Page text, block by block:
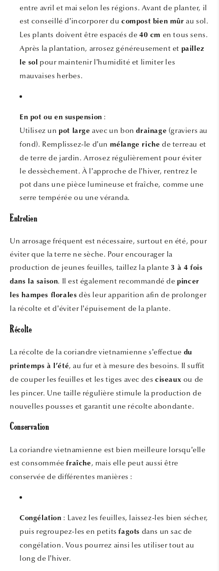
entre avril et mai selon les régions. Avant de planter, il
est conseillé d’incorporer du compost bien mûr au sol.
Les plants doivent être espacés de40 cm en tous sens.
Après la plantation, arrosez généreusement et paillez
le sol pour maintenir l’humidité et limiter les
mauvaises herbes.
En pot ou en suspension :
Utilisez unpot large avec un bondrainage (graviers au
fond). Remplissez-le d’un mélange riche de terreau et
de terre de jardin. Arrosez régulièrement pour éviter
le dessèchement. À l’approche de l’hiver, rentrez le
pot dans une pièce lumineuse et fraîche, comme une
serre tempérée ou une véranda.
Entretien
Un arrosage fréquent est nécessaire, surtout en été, pour
éviter que la terre ne sèche. Pour encourager la
production de jeunes feuilles, taillez la plante3 à 4 fois
dans la saison. Il est également recommandé depincer
les hampes florales dès leur apparition afin de prolonger
la récolte et d’éviter l’épuisement de la plante.
Récolte
La récolte de la coriandre vietnamienne s’effectue du
printemps à l’été, au fur et à mesure des besoins. Il suffit
de couper les feuilles et les tiges avec desciseaux ou de
les pincer. Une taille régulière stimule la production de
nouvelles pousses et garantit une récolte abondante.
Conservation
La coriandre vietnamienne est bien meilleure lorsqu’elle
est consomméefraîche , mais elle peut aussi être
conservée de différentes manières :
Congélation : Lavez les feuilles, laissez-les bien sécher,
puis regroupez-les en petitsfagots dans un sac de
congélation. Vous pourrez ainsi les utiliser tout au
long de l’hiver.